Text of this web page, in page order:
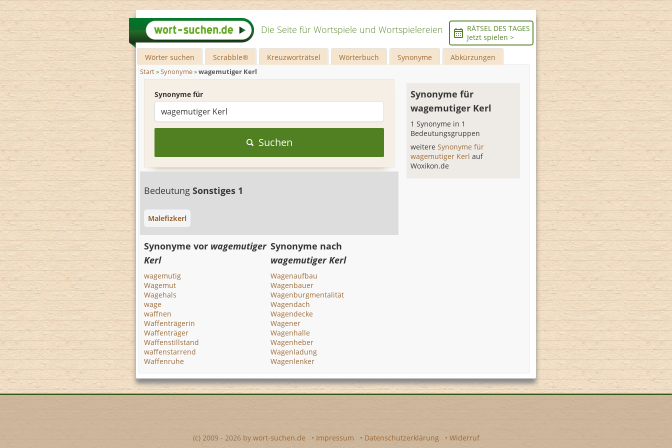
Die Seite für Wortspiele und Wortspielereien
RÄTSEL DES TAGES
Jetzt spielen >
Wörter suchen Scrabble® Kreuzworträtsel Wörterbuch Synonyme Abkürzungen
Start»Synonyme»wagemutiger Kerl
Synonyme für
Suchen
Bedeutung Sonstiges 1
Malefizkerl
Synonyme für
wagemutiger Kerl
1 Synonyme in 1
Bedeutungsgruppen
weitereSynonyme für
wagemutiger Kerlauf
Woxikon.de
Synonyme vor wagemutiger
Kerl
wagemutig
Wagemut
Wagehals
wage
waffnen
Waffenträgerin
Waffenträger
Waffenstillstand
waffenstarrend
Waffenruhe
Synonyme nach
wagemutiger Kerl
Wagenaufbau
Wagenbauer
Wagenburgmentalität
Wagendach
Wagendecke
Wagener
Wagenhalle
Wagenheber
Wagenladung
Wagenlenker
(c) 2009 - 2026 by wort-suchen.de • Impressum • Datenschutzerklärung • Widerruf